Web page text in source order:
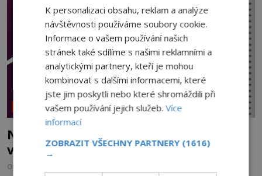
NEOBJASNĚNÉ UDÁLOSTI
Největší záhady světa: Největší génius
všech dob
OD
K personalizaci obsahu, reklam a analýze
návštěvnosti používáme soubory cookie.
Informace o vašem používání našich
stránek také sdílíme s našimi reklamními a
analytickými partnery, kteří je mohou
kombinovat s dalšími informacemi, které
jste jim poskytli nebo které shromáždili při
vašem používání jejich služeb.Více
informací
ZOBRAZIT VŠECHNY PARTNERY (1616)
→